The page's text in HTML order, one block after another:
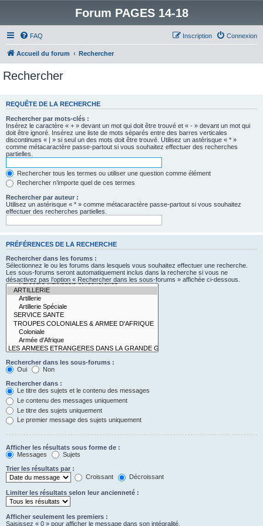
Forum PAGES 14-18
FAQ Connexion
Inscription
Accueil du forum Rechercher
Rechercher
REQUÊTE DE LA RECHERCHE
Rechercher par mots-clés :
Insérez le caractère « + » devant un mot qui doit être trouvé et « - » devant un mot qui
doit être ignoré. Insérez une liste de mots séparés entre des barres verticales
discontinues « | » si seul un des mots doit être trouvé. Utilisez un astérisque « * »
comme métacaractère passe-partout si vous souhaitez effectuer des recherches
partielles.
Rechercher tous les termes ou utiliser une question comme élément
Rechercher n’importe quel de ces termes
Rechercher par auteur :
Utilisez un astérisque « * » comme métacaractère passe-partout si vous souhaitez
effectuer des recherches partielles.
PRÉFÉRENCES DE LA RECHERCHE
Rechercher dans les forums :
Sélectionnez le ou les forums dans lesquels vous souhaitez effectuer une recherche.
Les sous-forums seront automatiquement inclus dans la recherche si vous ne
désactivez pas l’option « Rechercher dans les sous-forums » affichée ci-dessous.
Rechercher dans les sous-forums :
Oui
Non
Rechercher dans :
Le titre des sujets et le contenu des messages
Le contenu des messages uniquement
Le titre des sujets uniquement
Le premier message des sujets uniquement
Afficher les résultats sous forme de :
Messages
Sujets
Trier les résultats par :
Croissant
Décroissant
Limiter les résultats selon leur ancienneté :
Afficher seulement les premiers :
Saisissez « 0 » pour afficher le message dans son intégralité.